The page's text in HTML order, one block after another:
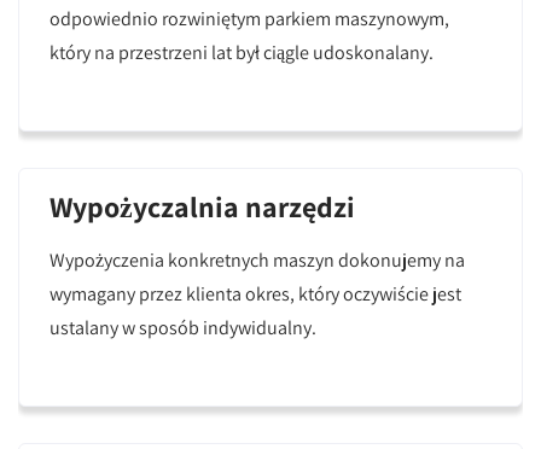
odpowiednio rozwiniętym parkiem maszynowym,
który na przestrzeni lat był ciągle udoskonalany.
Wypożyczalnia narzędzi
Wypożyczenia konkretnych maszyn dokonujemy na
wymagany przez klienta okres, który oczywiście jest
ustalany w sposób indywidualny.